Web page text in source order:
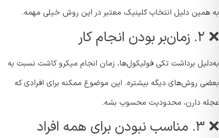
دلیل انتخاب کلینیک معتبر در این روش خیلی مهمه.
کار
برداشت تکی فولیکول‌ها، زمان انجام میکرو کاشت نسبت به
روش‌های دیگه بیشتره. این موضوع ممکنه برای افرادی که
دارن، محدودیت محسوب بشه.